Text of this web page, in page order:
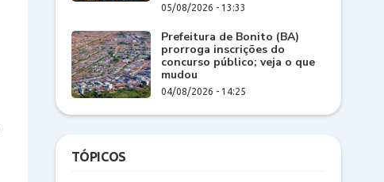
05/08/2026 - 13:33
Prefeitura de Bonito (BA)
prorroga inscrições do
concurso público; veja o que
mudou
04/08/2026 - 14:25
TÓPICOS